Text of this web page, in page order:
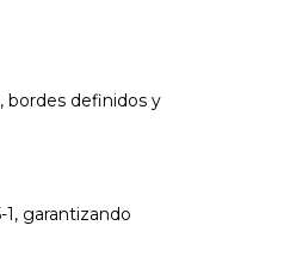
bordes definidos y
garantizando